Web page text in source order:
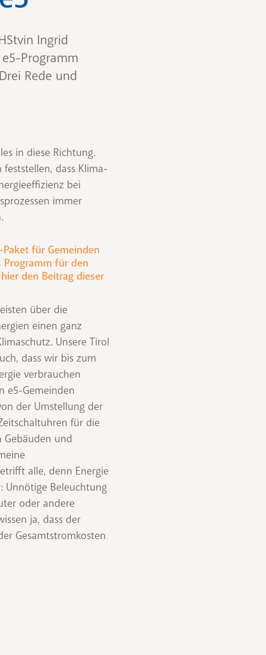
Ingrid
Programm
Rede und
in diese Richtung.
dass Klima-
bei
immer
für Gemeinden
für den
den Beitrag dieser
über die
einen ganz
Unsere Tirol
dass wir bis zum
verbrauchen
e5-Gemeinden
der Umstellung der
für die
und
alle, denn Energie
Unnötige Beleuchtung
oder andere
ja, dass der
Gesamtstromkosten